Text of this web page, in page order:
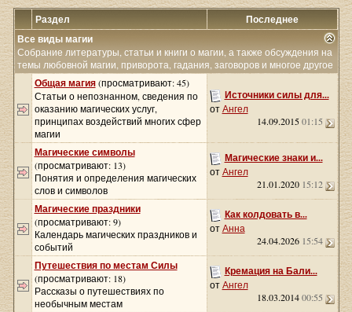
Раздел
Последнее
Все виды магии
Собрание литературы, статьи и книги о магии, а также обсуждения на
темы любовной магии, приворота, гадания, заговоров и многое другое
Общая магия (просматривают: 45)
Статьи о непознанном, сведения по
оказанию магических услуг,
принципах воздействий многих сфер
магии
Источники силы для...
отАнгел
14.09.201501:15
Магические символы
(просматривают: 13)
Понятия и определения магических
слов и символов
Магические знаки и...
отАнгел
21.01.2020 15:12
Магические праздники
(просматривают: 9)
Календарь магических праздников и
событий
Как колдовать в...
отАнна
24.04.2026 15:54
Путешествия по местам Силы
(просматривают: 18)
Рассказы о путешествиях по
необычным местам
Кремация на Бали...
отАнгел
18.03.201400:55